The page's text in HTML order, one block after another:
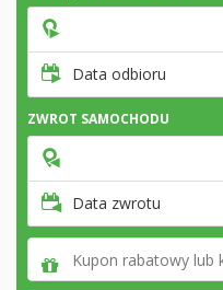
Data odbioru
ZWROT SAMOCHODU
Data zwrotu